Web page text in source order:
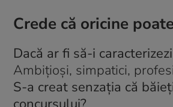
Crede că oricine
Dacă ar fi să-i
Ambiţioşi, simpatici,
S-a creat senzaţia că